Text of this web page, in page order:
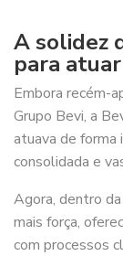
A solidez
para
Embora recém-
Grupo Bevi, a
atuava de forma
consolidada e
Agora, dentro
mais força,
com processos